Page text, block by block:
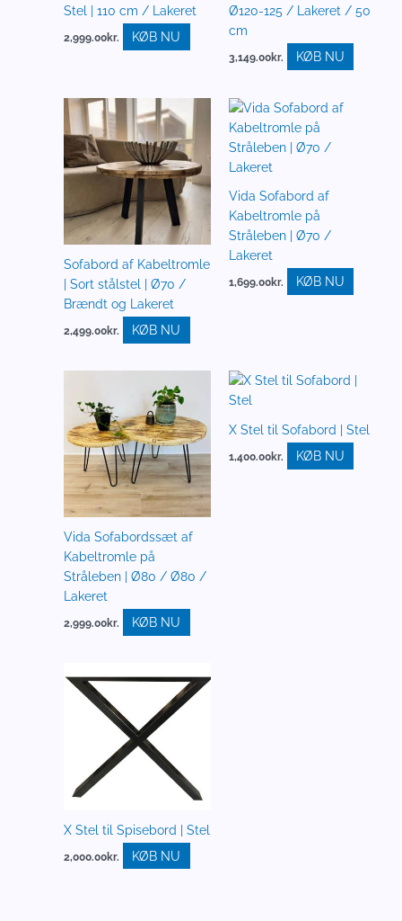
Stel | 110 cm / Lakeret
2,999.00kr. KØB NU
Ø120-125 / Lakeret / 50
cm
3,149.00kr. KØB NU
Sofabord af Kabeltromle
| Sort stålstel | Ø70 /
Brændt og Lakeret
2,499.00kr. KØB NU
Vida Sofabord af
Kabeltromle på
Stråleben | Ø70 /
Lakeret
1,699.00kr. KØB NU
Vida Sofabordssæt af
Kabeltromle på
Stråleben | Ø80 / Ø80 /
Lakeret
2,999.00kr. KØB NU
X Stel til Sofabord | Stel
1,400.00kr. KØB NU
X Stel til Spisebord | Stel
2,000.00kr. KØB NU